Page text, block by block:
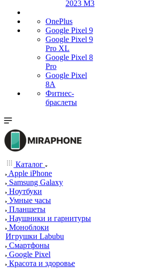
2023 M3
OnePlus
Google Pixel 9
Google Pixel 9
Pro XL
Google Pixel 8
Pro
Google Pixel
8A
Фитнес-
браслеты
Каталог
Apple iPhone
Samsung Galaxy
Ноутбуки
Умные часы
Планшеты
Наушники и гарнитуры
Моноблоки
Игрушки Labubu
Смартфоны
Google Pixel
Красота и здоровье